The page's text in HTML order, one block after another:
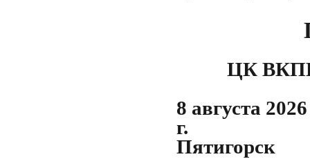
ЦК
8 августа 2026
Пятигорск